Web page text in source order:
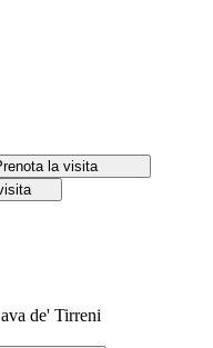
la visita
de' Tirreni